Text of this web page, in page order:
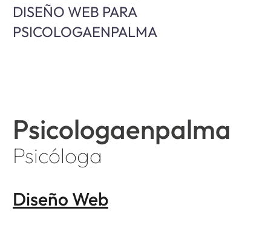
DISEÑO WEB PARA
PSICOLOGAENPALMA
Psicologaenpalma
Psicóloga
Diseño Web